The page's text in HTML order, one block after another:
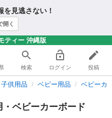
を見逃さない！
開く
ティー 沖縄版
検索 ログイン 投稿
子供用品 ベビー用品 ベビーカ
ベビーカーボード